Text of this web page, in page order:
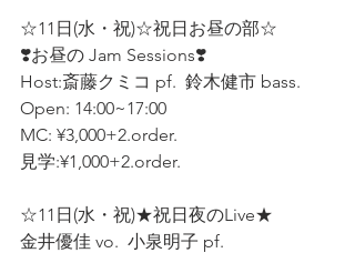
☆11日(水・祝)☆祝日お昼の部☆
❣️お昼の Jam Sessions❣️
Host:斎藤クミコ pf.  鈴木健市 bass.
Open: 14:00~17:00
MC: ¥3,000+2.order.
見学:¥1,000+2.order.
☆11日(水・祝)★祝日夜のLive★
金井優佳 vo.  小泉明子 pf.